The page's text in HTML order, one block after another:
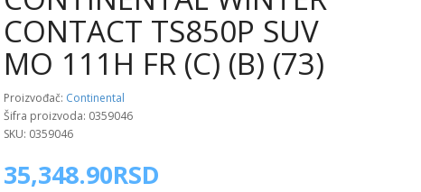
CONTACT TS850P SUV
MO 111H FR (C) (B) (73)
Proizvođač: Continental
Šifra proizvoda: 0359046
SKU: 0359046
35,348.90RSD